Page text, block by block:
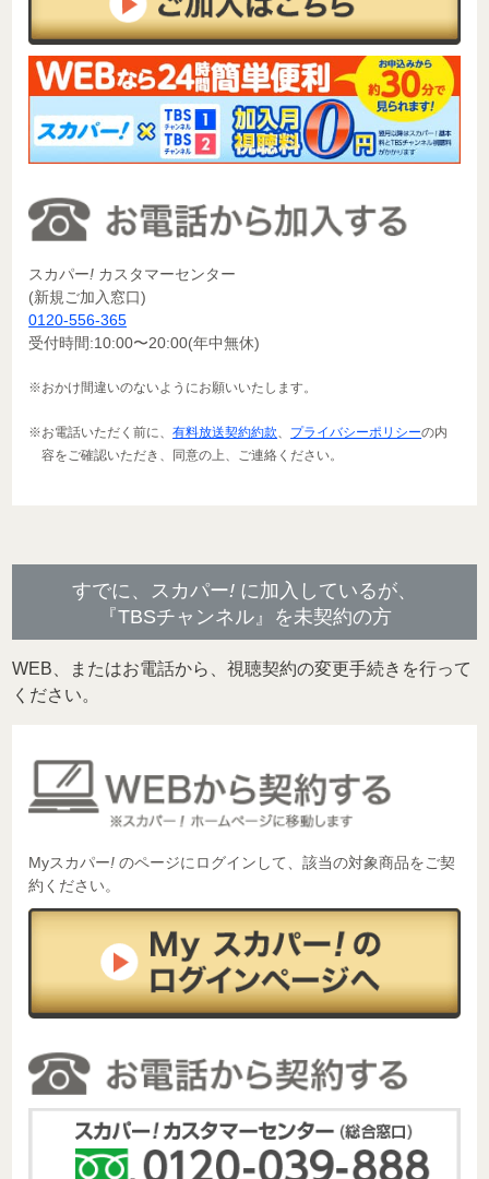
スカパー! カスタマーセンター
(新規ご加入窓口)
0120-556-365
受付時間:10:00〜20:00(年中無休)
※おかけ間違いのないようにお願いいたします。
※お電話いただく前に、有料放送契約約款 プライバシーポリシーの内
容をご確認いただき、同意の上、ご連絡ください。
すでに、スカパー! に加入しているが、
『TBSチャンネル』を未契約の方
WEB、またはお電話から、視聴契約の変更手続きを行って
ください。
Myスカパー! のページにログインして、該当の対象商品をご契
約ください。